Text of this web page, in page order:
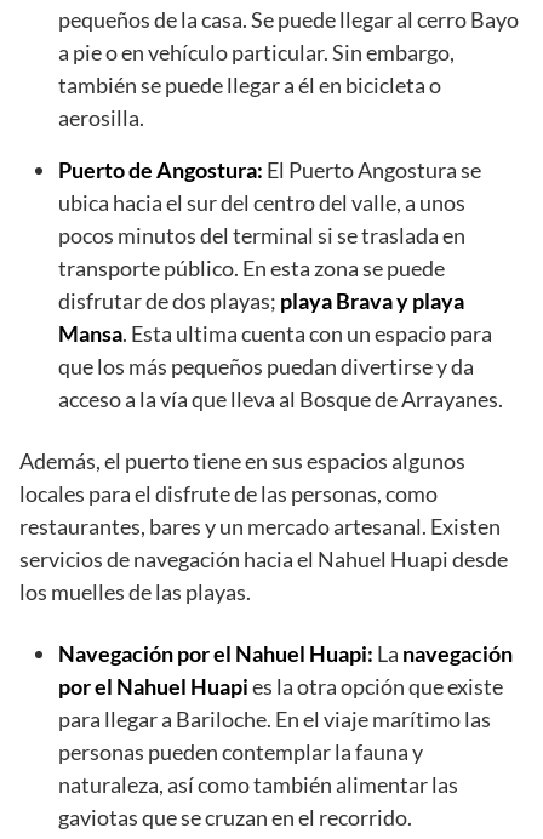
pequeños de la casa. Se puede llegar al cerro Bayo
a pie o en vehículo particular. Sin embargo,
también se puede llegar a él en bicicleta o
aerosilla.
Puerto de Angostura: El Puerto Angostura se
ubica hacia el sur del centro del valle, a unos
pocos minutos del terminal si se traslada en
transporte público. En esta zona se puede
disfrutar de dos playas; playa Brava y playa
Mansa. Esta ultima cuenta con un espacio para
que los más pequeños puedan divertirse y da
acceso a la vía que lleva al Bosque de Arrayanes.
Además, el puerto tiene en sus espacios algunos
locales para el disfrute de las personas, como
restaurantes, bares y un mercado artesanal. Existen
servicios de navegación hacia el Nahuel Huapi desde
los muelles de las playas.
Navegación por el Nahuel Huapi: La navegación
por el Nahuel Huapies la otra opción que existe
para llegar a Bariloche. En el viaje marítimo las
personas pueden contemplar la fauna y
naturaleza, así como también alimentar las
gaviotas que se cruzan en el recorrido.